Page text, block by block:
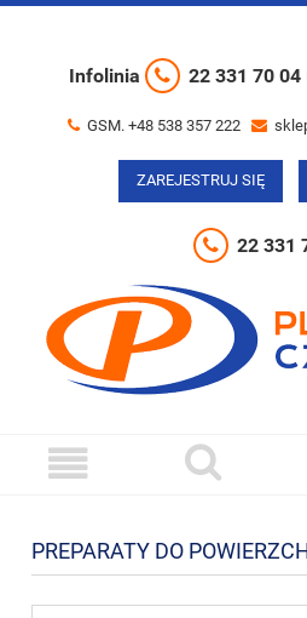
Infolinia 22 331 70 04
GSM. +48 538 357 222
ZAREJESTRUJ SIĘ
22 331
PREPARATY DO